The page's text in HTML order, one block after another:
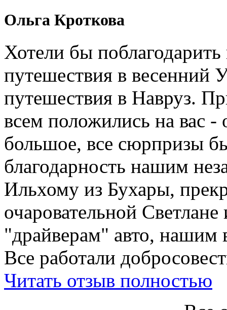
Ольга Кроткова
Хотели бы
путешествия в весенний
путешествия в Навруз.
всем положились на вас -
большое, все сюрпризы
благодарность нашим
Ильхому из Бухары,
очаровательной
"драйверам" авто, нашим
Все работали
Читать отзыв полностью